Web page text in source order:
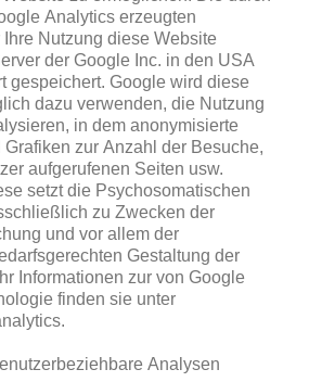
Analytics erzeugten
Ihre Nutzung diese Website
der Google Inc. in den USA
gespeichert. Google wird diese
dazu verwenden, die Nutzung
in dem anonymisierte
zur Anzahl der Besuche,
aufgerufenen Seiten usw.
setzt die Psychosomatischen
zu Zwecken der
und vor allem der
Gestaltung der
Informationen zur von Google
finden sie unter
Analysen